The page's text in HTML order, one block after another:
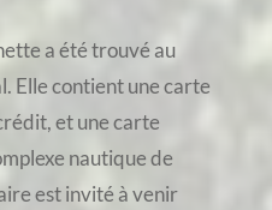
a été trouvé au
Elle contient une carte
et une carte
nautique de
est invité à venir